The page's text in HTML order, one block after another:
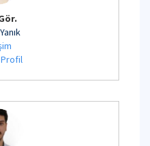
Profil